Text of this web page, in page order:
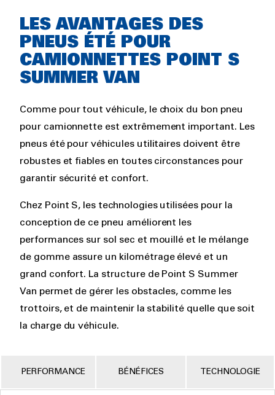
LES AVANTAGES DES
PNEUS ÉTÉ POUR
CAMIONNETTES POINT S
SUMMER VAN
Comme pour tout véhicule, le choix du bon pneu
pour camionnette est extrêmement important. Les
pneus été pour véhicules utilitaires doivent être
robustes et fiables en toutes circonstances pour
garantir sécurité et confort.
Chez Point S, les technologies utilisées pour la
conception de ce pneu améliorent les
performances sur sol sec et mouillé et le mélange
de gomme assure un kilométrage élevé et un
grand confort. La structure de Point S Summer
Van permet de gérer les obstacles, comme les
trottoirs, et de maintenir la stabilité quelle que soit
la charge du véhicule.
PERFORMANCE BÉNÉFICES TECHNOLOGIE